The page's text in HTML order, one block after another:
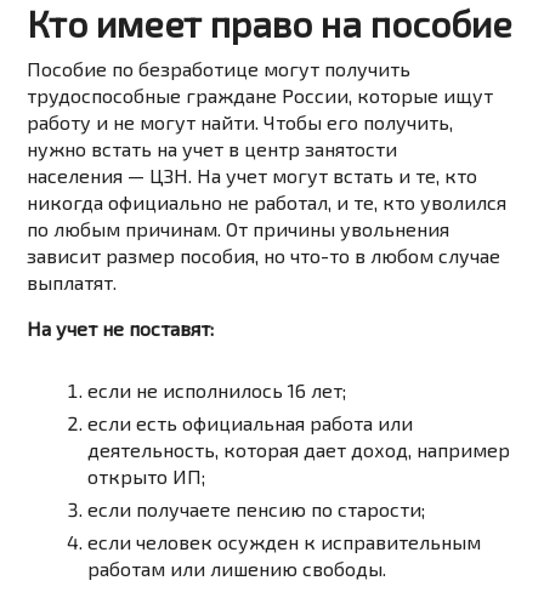
Кто имеет право на пособие
Пособие по безработице могут получить
трудоспособные граждане России, которые ищут
работу и не могут найти. Чтобы его получить,
нужно встать на учет в центр занятости
населения — ЦЗН. На учет могут встать и те, кто
никогда официально не работал, и те, кто уволился
по любым причинам. От причины увольнения
зависит размер пособия, но что-то в любом случае
выплатят.
На учет не поставят:
если не исполнилось 16 лет;
если есть официальная работа или
деятельность, которая дает доход, например
открыто ИП;
если получаете пенсию по старости;
если человек осужден к исправительным
работам или лишению свободы.